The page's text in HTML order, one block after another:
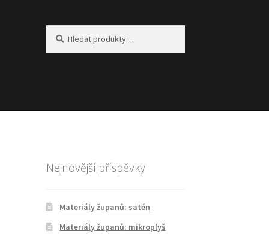
Nejnovější příspěvky
Materiály županů: satén
Materiály županů: mikroplyš